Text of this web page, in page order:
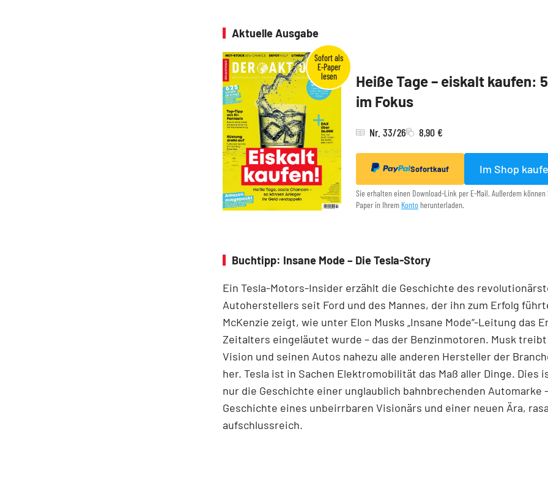
Aktuelle Ausgabe
Heiße Tage – eiskalt kaufen:
im Fokus
Nr. 33/26 8,90 €
Sofortkauf Im Shop
Sie erhalten einen Download-Link per E-Mail. Außerdem
Paper in Ihrem Konto herunterladen.
Buchtipp: Insane Mode – Die Tesla-Story
Ein Tesla-Motors-Insider erzählt die Geschichte des
Autoherstellers seit Ford und des Mannes, der ihn zum Erfolg
McKenzie zeigt, wie unter Elon Musks „Insane Mode“-Leitung das
Zeitalters eingeläutet wurde – das der Benzinmotoren. Musk
Vision und seinen Autos nahezu alle anderen Hersteller der
her. Tesla ist in Sachen Elektromobilität das Maß aller Dinge. Dies
nur die Geschichte einer unglaublich bahnbrechenden Automarke
Geschichte eines unbeirrbaren Visionärs und einer neuen Ära,
aufschlussreich.